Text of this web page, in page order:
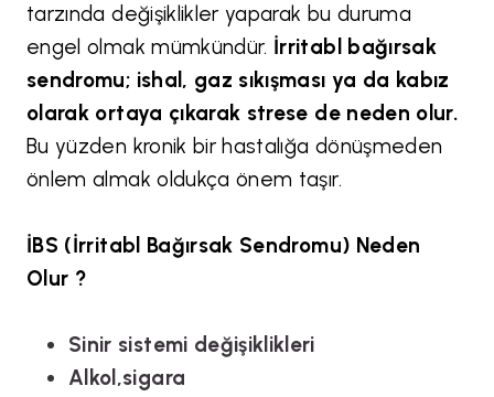
tarzında değişiklikler yaparak bu duruma
engel olmak mümkündür. İrritabl bağırsak
sendromu; ishal, gaz sıkışması ya da kabız
olarak ortaya çıkarak strese de neden olur.
Bu yüzden kronik bir hastalığa dönüşmeden
önlem almak oldukça önem taşır.
İBS (İrritabl Bağırsak Sendromu) Neden
Olur ?
Sinir sistemi değişiklikleri
Alkol,sigara